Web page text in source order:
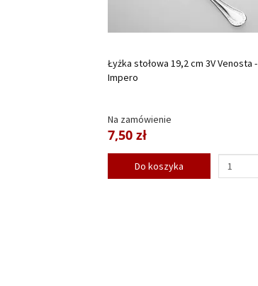
Łyżka stołowa 19,2 cm 3V Venosta -
Impero
Na zamówienie
7,50 zł
Do koszyka